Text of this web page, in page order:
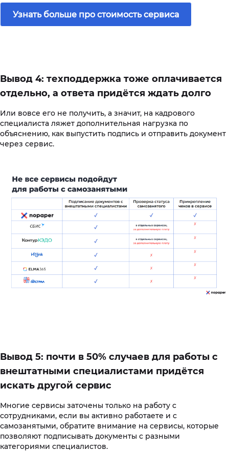
Узнать больше про стоимость сервиса
Вывод 4: техподдержка тоже оплачивается
отдельно, а ответа придётся ждать долго
Или вовсе его не получить, а значит, на кадрового
специалиста ляжет дополнительная нагрузка по
объяснению, как выпустить подпись и отправить документ
через сервис.
Вывод 5: почти в 50% случаев для работы с
внештатными специалистами придётся
искать другой сервис
Многие сервисы заточены только на работу с
сотрудниками, если вы активно работаете и с
самозанятыми, обратите внимание на сервисы, которые
позволяют подписывать документы с разными
категориями специалистов.